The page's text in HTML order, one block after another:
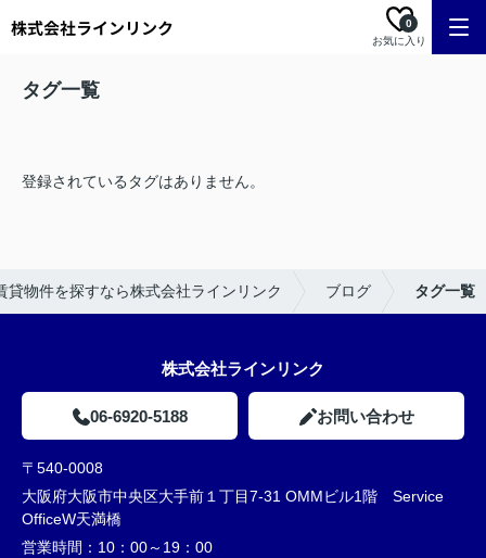
お気に入り
0
タグ一覧
登録されているタグはありません。
貸物件を探すなら株式会社ラインリンク ブログ タグ一覧
株式会社ラインリンク
06-6920-5188 お問い合わせ
〒540-0008
大阪府大阪市中央区大手前１丁目7-31 OMMビル1階 Service
OfficeW天満橋
営業時間： 10：00～19：00